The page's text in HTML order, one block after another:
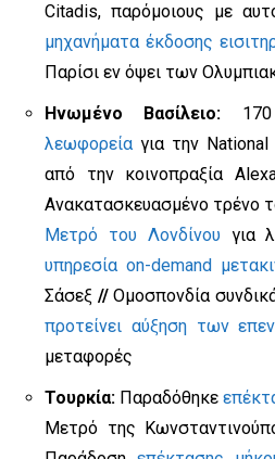
Citadis, παρόμοιους με
μηχανήματα έκδοσης
Παρίσι εν όψει των
Ηνωμένο Βασίλειο:
λεωφορεία για την
από την κοινοπραξία
Ανακατασκευασμένο τρένο
Μετρό του Λονδίνου για
υπηρεσία on-demand
Σάσεξ //Ομοσπονδία
προτείνει αύξηση των
μεταφορές
Τουρκία: Παραδόθηκε
Μετρό της